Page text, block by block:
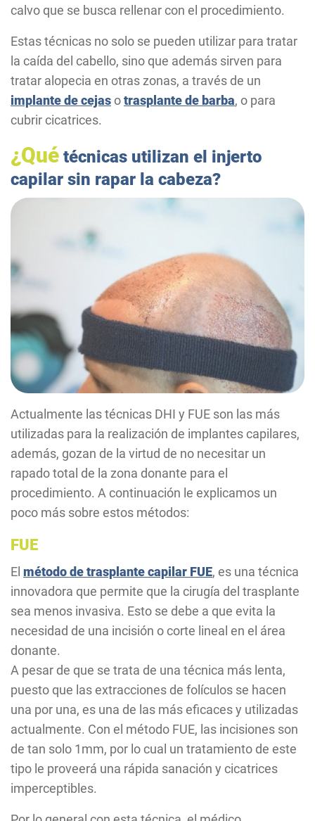
calvo que se busca rellenar con el procedimiento.
Estas técnicas no solo se pueden utilizar para tratar
la caída del cabello, sino que además sirven para
tratar alopecia en otras zonas, a través de un
implante de cejasotrasplante de barba, o para
cubrir cicatrices.
¿Qué técnicas utilizan el injerto
capilar sin rapar la cabeza?
Actualmente las técnicas DHI y FUE son las más
utilizadas para la realización de implantes capilares,
además, gozan de la virtud de no necesitar un
rapado total de la zona donante para el
procedimiento. A continuación le explicamos un
poco más sobre estos métodos:
FUE
El método de trasplante capilar FUE, es una técnica
innovadora que permite que la cirugía del trasplante
sea menos invasiva. Esto se debe a que evita la
necesidad de una incisión o corte lineal en el área
donante.
A pesar de que se trata de una técnica más lenta,
puesto que las extracciones de folículos se hacen
una por una, es una de las más eficaces y utilizadas
actualmente. Con el método FUE, las incisiones son
de tan solo 1mm, por lo cual un tratamiento de este
tipo le proveerá una rápida sanación y cicatrices
imperceptibles.